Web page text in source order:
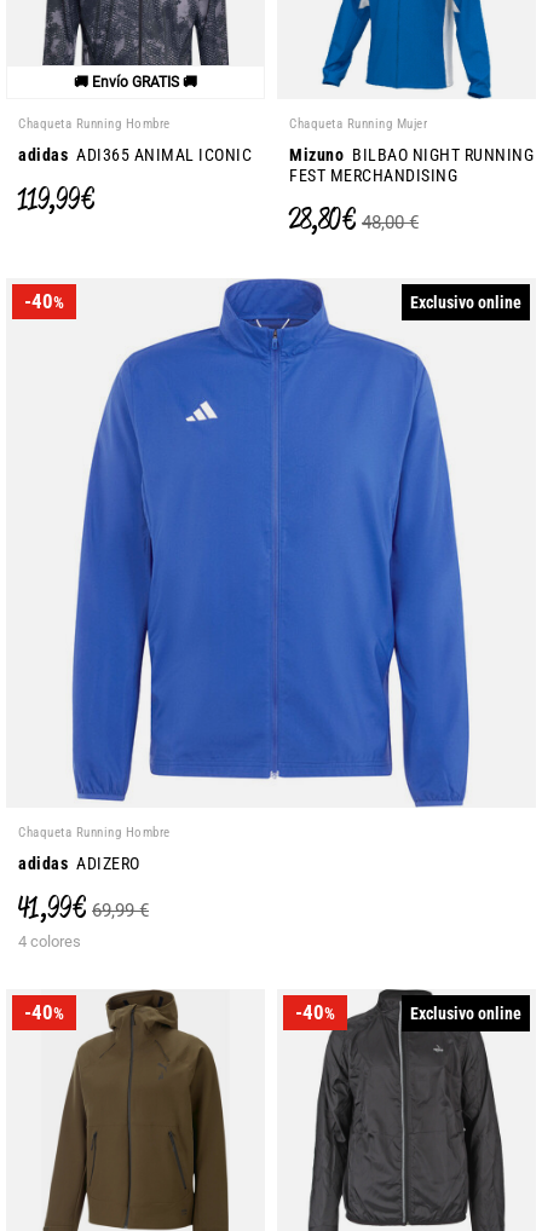
🚚 Envío GRATIS 🚚
Chaqueta Running Hombre
adidas ADI365 ANIMAL ICONIC
119,99 €
Chaqueta Running Mujer
Mizuno BILBAO NIGHT RUNNING
FEST MERCHANDISING
28,80 € 48,00 €
-40% Exclusivo online
Chaqueta Running Hombre
adidas ADIZERO
41,99 € 69,99 €
4 colores
-40% -40% Exclusivo online